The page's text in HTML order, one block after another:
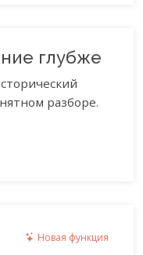
глубже
разборе.
Новая функция